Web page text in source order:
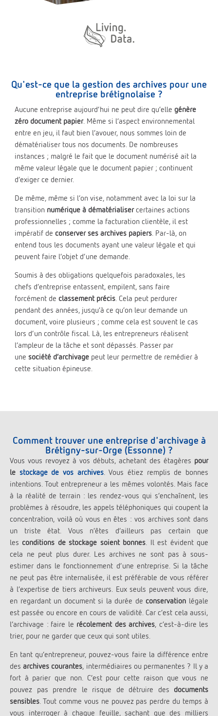
Qu'est-ce que la gestion des archives pour une
entreprise brétignolaise ?
Aucune entreprise aujourd’hui ne peut dire qu’elle génère
zéro document papier. Même si l’aspect environnemental
entre en jeu, il faut bien l’avouer, nous sommes loin de
dématérialiser tous nos documents. De nombreuses
instances ; malgré le fait que le document numérisé ait la
même valeur légale que le document papier ; continuent
d’exiger ce dernier.
De même, même si l’on vise, notamment avec la loi sur la
transition numérique à dématérialisercertaines actions
professionnelles ; comme la facturation clientèle, il est
impératif de conserver ses archives papiers. Par-là, on
entend tous les documents ayant une valeur légale et qui
peuvent faire l’objet d’une demande.
Soumis à des obligations quelquefois paradoxales, les
chefs d’entreprise entassent, empilent, sans faire
forcément de classement précis. Cela peut perdurer
pendant des années, jusqu’à ce qu’on leur demande un
document, voire plusieurs ; comme cela est souvent le cas
lors d’un contrôle fiscal. Là, les entrepreneurs réalisent
l’ampleur de la tâche et sont dépassés. Passer par
une société d’archivage peut leur permettre de remédier à
cette situation épineuse.
Comment trouver une entreprise d'archivage à
Brétigny-sur-Orge (Essonne) ?
Vous vous revoyez à vos débuts, achetant des étagères pour
le stockage de vos archives. Vous étiez remplis de bonnes
intentions. Tout entrepreneur a les mêmes volontés. Mais face
à la réalité de terrain : les rendez-vous qui s’enchaînent, les
problèmes à résoudre, les appels téléphoniques qui coupent la
concentration, voilà où vous en êtes : vos archives sont dans
un triste état. Vous n’êtes d’ailleurs pas certain que
les conditions de stockage soient bonnes . Il est évident que
cela ne peut plus durer. Les archives ne sont pas à sous-
estimer dans le fonctionnement d’une entreprise. Si la tâche
ne peut pas être internalisée, il est préférable de vous référer
à l’expertise de tiers archiveurs. Eux seuls peuvent vous dire,
en regardant un document si la durée de conservation légale
est passée ou encore en cours de validité. Car c’est cela aussi,
l’archivage : faire le récolement des archives, c’est-à-dire les
trier, pour ne garder que ceux qui sont utiles.
En tant qu’entrepreneur, pouvez-vous faire la différence entre
desarchives courantes, intermédiaires ou permanentes ? Il y a
fort à parier que non. C’est pour cette raison que vous ne
pouvez pas prendre le risque de détruire des documents
sensibles. Tout comme vous ne pouvez pas perdre du temps à
vous interroger à chaque feuille, sachant que des milliers